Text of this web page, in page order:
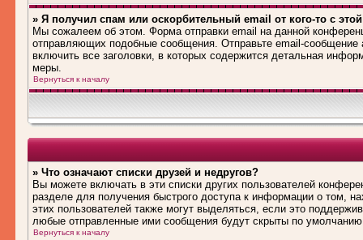
» Я получил спам или оскорбительный email от кого-то с
Мы сожалеем об этом. Форма отправки email на данной
отправляющих подобные сообщения. Отправьте email-
включить все заголовки, в которых содержится детальная
меры.
Вернуться к началу
» Что означают списки друзей и недругов?
Вы можете включать в эти списки других пользователей
разделе для получения быстрого доступа к информации о том,
этих пользователей также могут выделяться, если это
любые отправленные ими сообщения будут скрыты по
Вернуться к началу